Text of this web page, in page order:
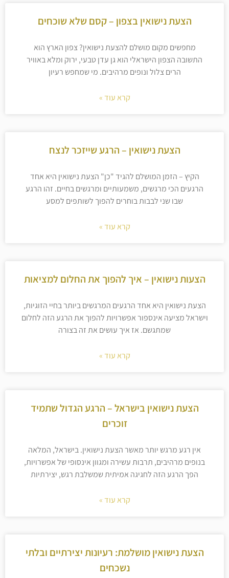
הצעת נישואין בצפון – קסם שלא שוכחים
מחפשים מקום מושלם להצעת נישואין? צפון הארץ הוא
התשובה הצפון הישראלי הוא גן עדן טבעי, ירוק ומלא באוויר
הרים צלול ונופים מרהיבים. מי שמחפש רעיון
קרא עוד »
הצעת נישואין – הרגע שייזכר לנצח
הקיץ – הזמן המושלם להגיד "כן" הצעת נישואין היא אחד
הרגעים הכי מרגשים, משמעותיים ומרגשים בחיים. זהו הרגע
שבו שני לבבות בוחרים להפוך לשותפים למסע
קרא עוד »
הצעות נישואין – איך להפוך את החלום למציאות
הצעת נישואין היא אחד הרגעים המרגשים ביותר בחיי הזוגיות,
וישראל מציעה אינספור אפשרויות להפוך את הרגע הזה לחלום
שמתגשם. אז איך עושים את זה בצורה
קרא עוד »
הצעת נישואין בישראל – הרגע הגדול שתמיד
זוכרים
אין רגע מרגש יותר מאשר הצעת נישואין. בישראל, המלאה
בנופים מרהיבים, תרבות עשירה ומגוון אינסופי של אפשרויות,
הפך הרגע הזה לחגיגה אמיתית שמשלבת רגש, יצירתיות
קרא עוד »
הצעת נישואין מושלמת: רעיונות יצירתיים ובלתי
נשכחים